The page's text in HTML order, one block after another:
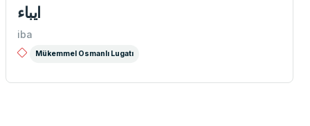
ایباء
iba
Mükemmel Osmanlı Lugatı